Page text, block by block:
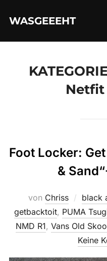
InhaltWASGEEEHT
Foot Locker:
&
von Chriss black
getbacktoit, PUMA
NMD R1, Vans Old
Keine